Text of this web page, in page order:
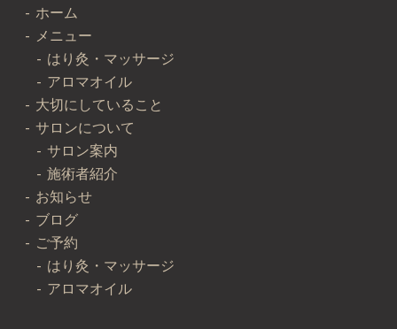
ホーム
メニュー
はり灸・マッサージ
アロマオイル
大切にしていること
サロンについて
サロン案内
施術者紹介
お知らせ
ブログ
ご予約
はり灸・マッサージ
アロマオイル